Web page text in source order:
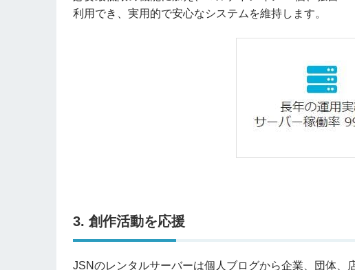
利用でき、実用的で安心なシステムを維持します。
3. 創作活動を応援
JSNのレンタルサーバーは個人ブログから企業、団体、